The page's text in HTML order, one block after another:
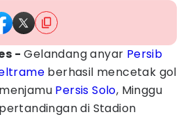
- Gelandang anyar Persib
berhasil mencetak gol
Persis Solo, Minggu
di Stadion